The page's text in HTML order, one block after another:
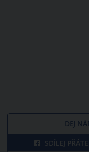
DEJ
SDÍLEJ